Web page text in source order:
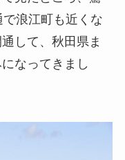
浪江町も近くな
して、秋田県ま
なってきまし